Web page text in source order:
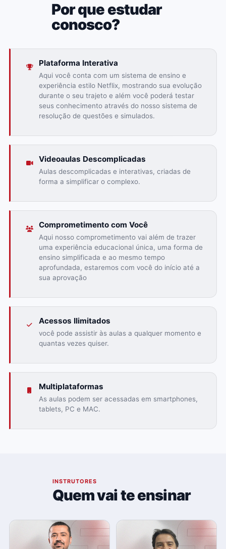
Por que estudar
conosco?
Plataforma Interativa
Aqui você conta com um sistema de ensino e
experiência estilo Netflix, mostrando sua evolução
durante o seu trajeto e além você poderá testar
seus conhecimento através do nosso sistema de
resolução de questões e simulados.
Videoaulas Descomplicadas
Aulas descomplicadas e interativas, criadas de
forma a simplificar o complexo.
Comprometimento com Você
Aqui nosso comprometimento vai além de trazer
uma experiência educacional única, uma forma de
ensino simplificada e ao mesmo tempo
aprofundada, estaremos com você do início até a
sua aprovação
Acessos Ilimitados
você pode assistir às aulas a qualquer momento e
quantas vezes quiser.
Multiplataformas
As aulas podem ser acessadas em smartphones,
tablets, PC e MAC.
INSTRUTORES
Quem vai te ensinar